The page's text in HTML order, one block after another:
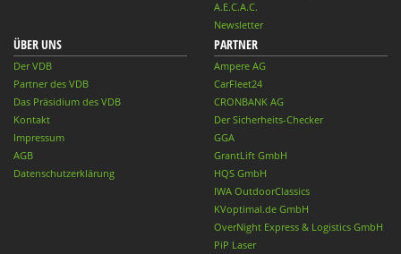
A.E.C.A.C.
Newsletter
ÜBER UNS
Der VDB
Partner des VDB
Das Präsidium des VDB
Kontakt
Impressum
AGB
Datenschutzerklärung
PARTNER
Ampere AG
CarFleet24
CRONBANK AG
Der Sicherheits-Checker
GGA
GrantLift GmbH
HQS GmbH
IWA OutdoorClassics
KVoptimal.de GmbH
OverNight Express & Logistics GmbH
PiP Laser